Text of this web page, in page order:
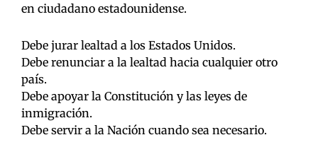
en ciudadano estadounidense.
Debe jurar lealtad a los Estados Unidos.
Debe renunciar a la lealtad hacia cualquier otro
país.
Debe apoyar la Constitución y las leyes de
inmigración.
Debe servir a la Nación cuando sea necesario.